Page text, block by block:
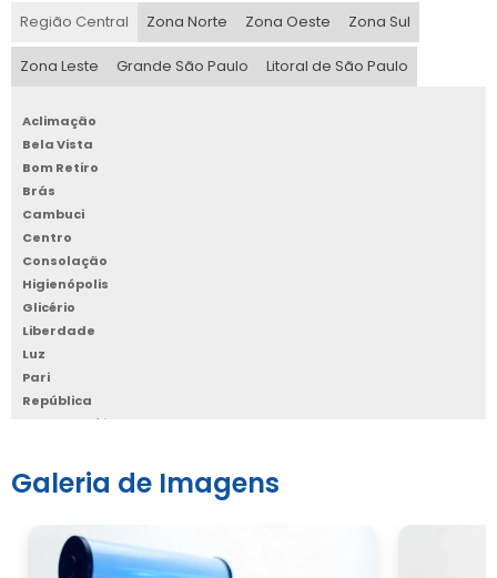
Região Central Zona Norte Zona Oeste Zona Sul
Zona Leste Grande São Paulo Litoral de São Paulo
Aclimação
Bela Vista
Bom Retiro
Brás
Cambuci
Centro
Consolação
Higienópolis
Glicério
Liberdade
Luz
Pari
República
Santa Cecília
Sé
Vila Buarque
Galeria de Imagens